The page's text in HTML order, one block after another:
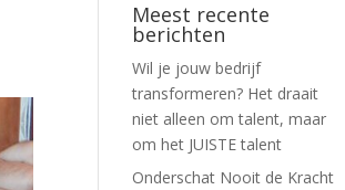
Meest recente
berichten
Wil je jouw bedrijf
transformeren? Het draait
niet alleen om talent, maar
om het JUISTE talent
Onderschat Nooit de Kracht